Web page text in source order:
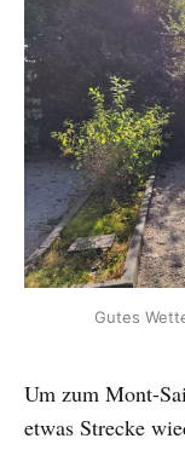
Gutes
Um zum Mont-
etwas Strecke